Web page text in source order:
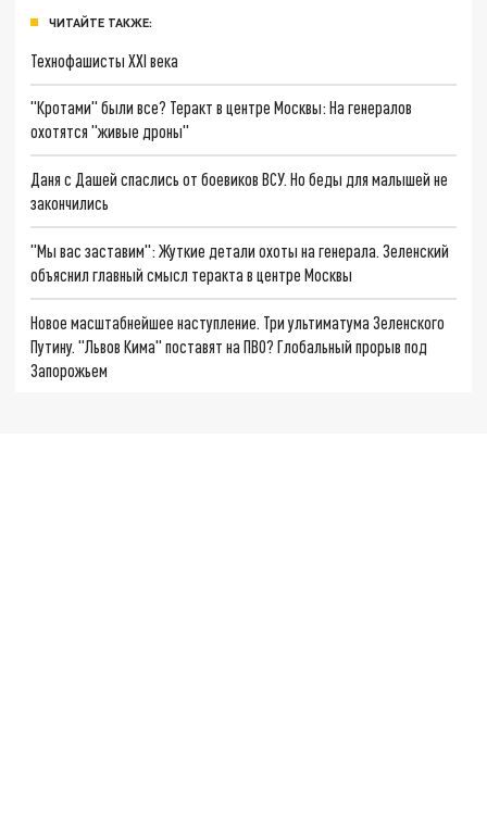
ЧИТАЙТЕ ТАКЖЕ:
Технофашисты XXI века
"Кротами" были все? Теракт в центре Москвы: На генералов
охотятся "живые дроны"
Даня с Дашей спаслись от боевиков ВСУ. Но беды для малышей не
закончились
"Мы вас заставим": Жуткие детали охоты на генерала. Зеленский
объяснил главный смысл теракта в центре Москвы
Новое масштабнейшее наступление. Три ультиматума Зеленского
Путину. "Львов Кима" поставят на ПВО? Глобальный прорыв под
Запорожьем